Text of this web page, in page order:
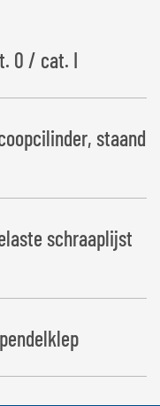
0 / cat. I
staand
schraaplijst